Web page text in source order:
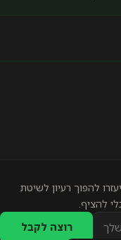
להפוך רעיון לשיטת
להציף.
רוצה לקבל